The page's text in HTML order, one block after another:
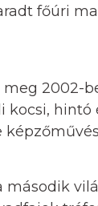
főúri
2002-
kocsi,